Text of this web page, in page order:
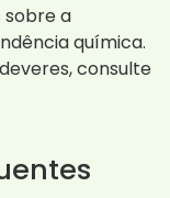
sobre a
química.
consulte